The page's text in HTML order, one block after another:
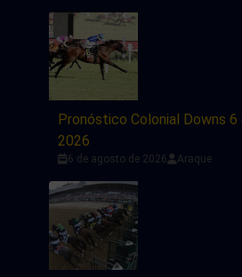
Pronóstico Colonial Downs
2026
6 de agosto de 2026 Araque